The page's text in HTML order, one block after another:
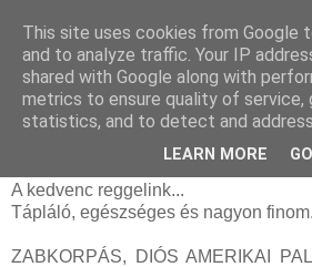
hétfő, július 27, 2015
Zabkorpás, diós
(tejmentes)
A kedvenc reggelink...
Tápláló, egészséges és nagyon finom.
ZABKORPÁS, DIÓS AMERIKAI
This site uses cookies from Google
and to analyze traffic. Your IP
shared with Google along with
metrics to ensure quality of service,
statistics, and to detect and
LEARN MORE